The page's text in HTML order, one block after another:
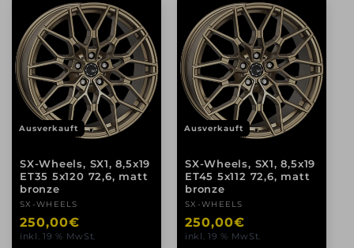
Ausverkauft
SX-Wheels, SX1, 8,5x19
ET35 5x120 72,6, matt
bronze
Anbieter:
SX-WHEELS
Normaler
Preis
250,00€
inkl. 19 % MwSt.
Ausverkauft
SX-Wheels, SX1, 8,5x19
ET45 5x112 72,6, matt
bronze
Anbieter:
SX-WHEELS
Normaler
Preis
250,00€
inkl. 19 % MwSt.